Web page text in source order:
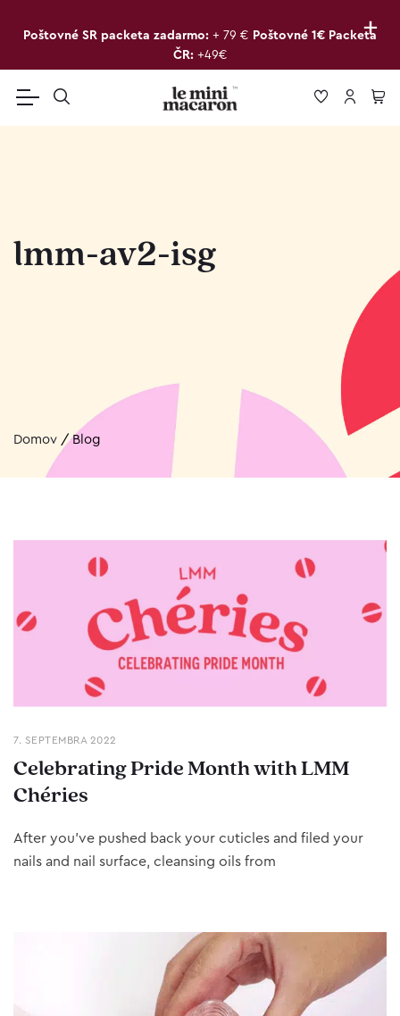
+
Poštovné SR packeta zadarmo: + 79 € Poštovné 1€ Packeta
ČR: +49€
lmm-av2-isg
Domov /Blog
7. SEPTEMBRA 2022
Celebrating Pride Month with LMM
Chéries
After you’ve pushed back your cuticles and filed your
nails and nail surface, cleansing oils from